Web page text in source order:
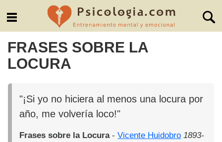
FRASES SOBRE LA
LOCURA
"¡Si yo no hiciera al menos una locura por
año, me volvería loco!"
Frases sobre la Locura-Vicente Huidobro 1893-